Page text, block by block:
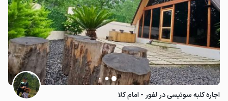
اجاره کلبه سوئیسی در لفور - امام کلا